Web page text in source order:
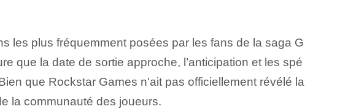
les plus fréquemment posées par les fans de la saga G
que la date de sortie approche, l’anticipation et les spé
que Rockstar Games n'ait pas officiellement révélé la
la communauté des joueurs.